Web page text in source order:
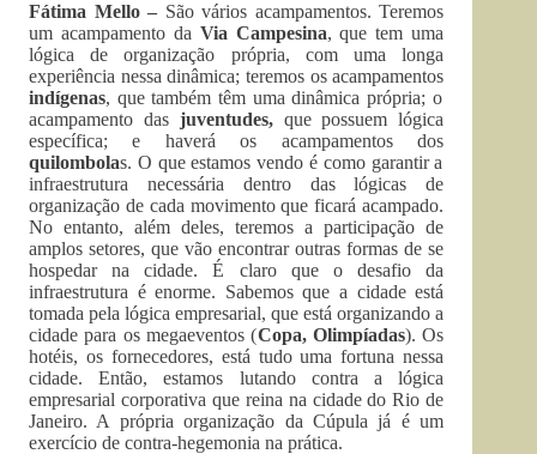
Fátima Mello – São vários acampamentos. Teremos
um acampamento da Via Campesina, que tem uma
lógica de organização própria, com uma longa
experiência nessa dinâmica; teremos os acampamentos
indígenas, que também têm uma dinâmica própria; o
acampamento das juventudes,que possuem lógica
específica; e haverá os acampamentos dos
quilombolas. O que estamos vendo é como garantir a
infraestrutura necessária dentro das lógicas de
organização de cada movimento que ficará acampado.
No entanto, além deles, teremos a participação de
amplos setores, que vão encontrar outras formas de se
hospedar na cidade. É claro que o desafio da
infraestrutura é enorme. Sabemos que a cidade está
tomada pela lógica empresarial, que está organizando a
cidade para os megaeventos (Copa, Olimpíadas). Os
hotéis, os fornecedores, está tudo uma fortuna nessa
cidade. Então, estamos lutando contra a lógica
empresarial corporativa que reina na cidade do Rio de
Janeiro. A própria organização da Cúpula já é um
exercício de contra-hegemonia na prática.